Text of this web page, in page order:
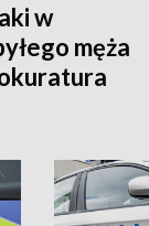
w
męża